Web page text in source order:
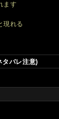
ます
現れる
バレ注意)